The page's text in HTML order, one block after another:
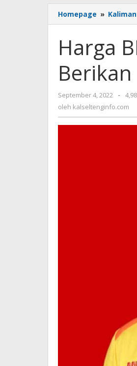
Homepage »
Harga
September 4, 2022
oleh
-
oleh kalseltenginfo.com